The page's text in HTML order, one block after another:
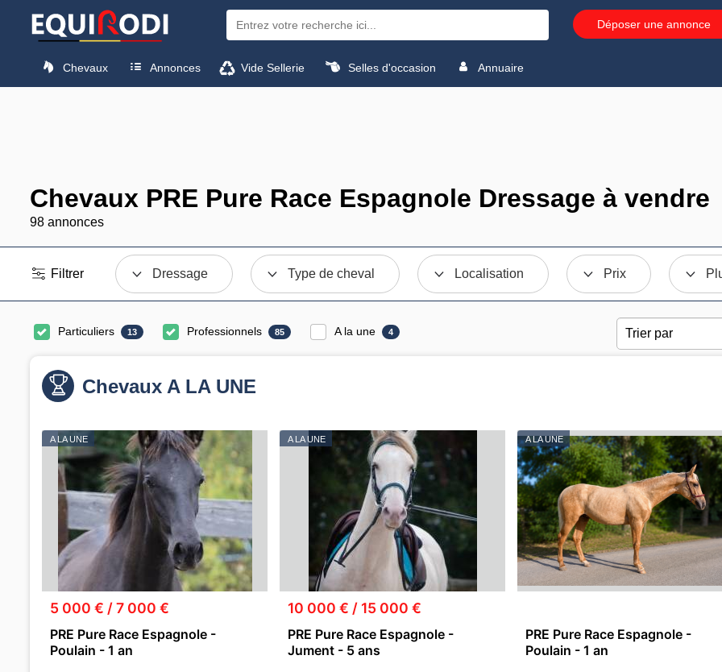
Déposer une annonce
Chevaux Annonces Vide Sellerie Selles d'occasion Annuaire
Chevaux PRE Pure Race Espagnole Dressage à vendre
98 annonces
Filtrer Dressage Type de cheval Localisation Prix
Particuliers 13 Professionnels 85 A la une 4
Chevaux A LA UNE
A LA UNE
5 000 € / 7 000 €
PRE Pure Race Espagnole -
Poulain - 1 an
A LA UNE
10 000 € / 15 000 €
PRE Pure Race Espagnole -
Jument - 5 ans
A LA UNE
PRE Pure Race Espagnole -
Poulain - 1 an